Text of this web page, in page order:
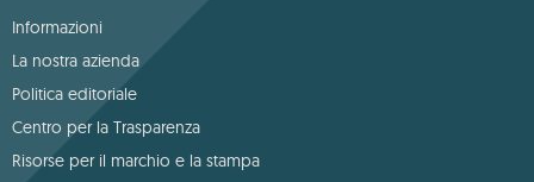
Informazioni
La nostra azienda
Politica editoriale
Centro per la Trasparenza
Risorse per il marchio e la stampa